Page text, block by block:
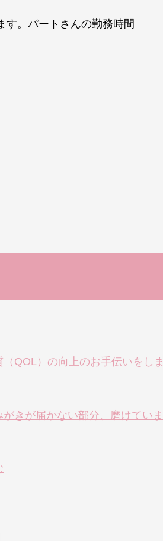
す。パートさんの勤務時間
QOL）の向上のお手伝いをしま
きが届かない部分、磨けていま